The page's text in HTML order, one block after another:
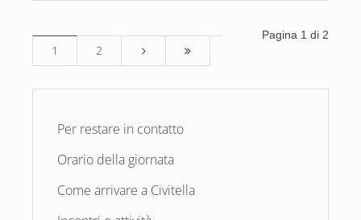
Pagina 1 di 2
1 2
Per restare in contatto
Orario della giornata
Come arrivare a Civitella